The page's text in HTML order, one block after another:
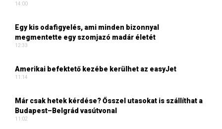
14:00
Egy kis odafigyelés, ami minden bizonnyal
megmentette egy szomjazó madár életét
12:33
Amerikai befektető kezébe kerülhet az easyJet
11:14
Már csak hetek kérdése? Ősszel utasokat is szállíthat a
Budapest–Belgrád vasútvonal
11:02